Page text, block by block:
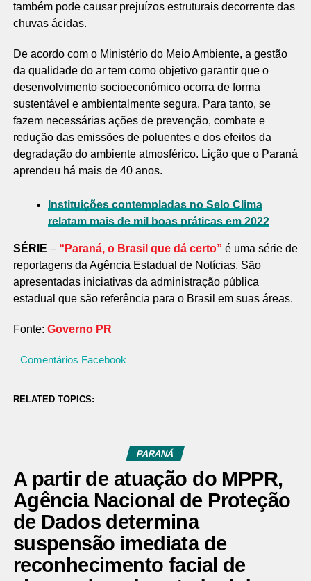
também pode causar prejuízos estruturais decorrente das
chuvas ácidas.
De acordo com o Ministério do Meio Ambiente, a gestão
da qualidade do ar tem como objetivo garantir que o
desenvolvimento socioeconômico ocorra de forma
sustentável e ambientalmente segura. Para tanto, se
fazem necessárias ações de prevenção, combate e
redução das emissões de poluentes e dos efeitos da
degradação do ambiente atmosférico. Lição que o Paraná
aprendeu há mais de 40 anos.
Instituições contempladas no Selo Clima
relatam mais de mil boas práticas em 2022
SÉRIE – “Paraná, o Brasil que dá certo” é uma série de
reportagens da Agência Estadual de Notícias. São
apresentadas iniciativas da administração pública
estadual que são referência para o Brasil em suas áreas.
Fonte: Governo PR
Comentários Facebook
RELATED TOPICS:
PARANÁ
A partir de atuação do MPPR,
Agência Nacional de Proteção
de Dados determina
suspensão imediata de
reconhecimento facial de